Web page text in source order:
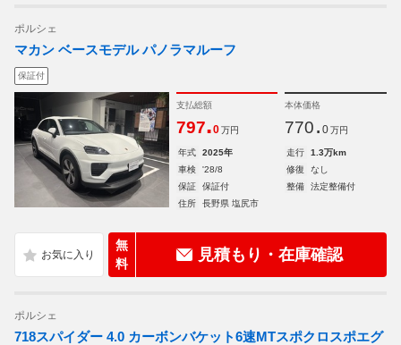
ポルシェ
マカン ベースモデル パノラマルーフ
保証付
支払総額
797.0 万円
本体価格
770. 0 万円
年式 2025年 走行
1.3万km
車検
'28/8 修復
なし
保証
保証付 整備
法定整備付
住所
長野県 塩尻市
無
料
見積もり・在庫確認
ポルシェ
718スパイダー 4.0 カーボンバケット6速MTスポクロスポエグ